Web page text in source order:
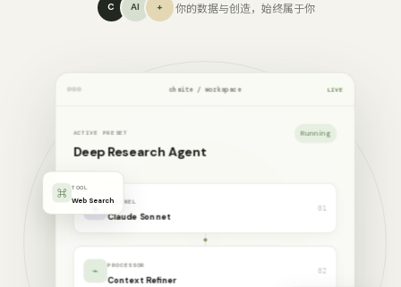
C AI +
你的数据与创造，始终属于你
chaite / workspace LIVE
ACTIVE PRESET
Deep Research Agent
Running
CHANNEL
Claude Sonnet
01
⌁
PROCESSOR
Context Refiner
02
⌘ TOOL
Web Search